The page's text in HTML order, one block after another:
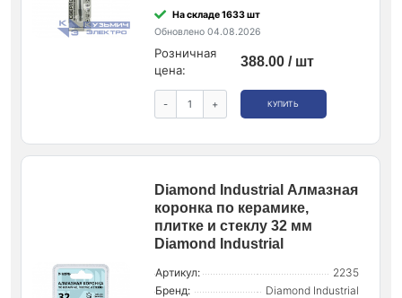
На складе 1633 шт
Обновлено 04.08.2026
Розничная
цена:
388.00 / шт
- + КУПИТЬ
Diamond Industrial Алмазная
коронка по керамике,
плитке и стеклу 32 мм
Diamond Industrial
Артикул:
2235
Бренд:
Diamond Industrial